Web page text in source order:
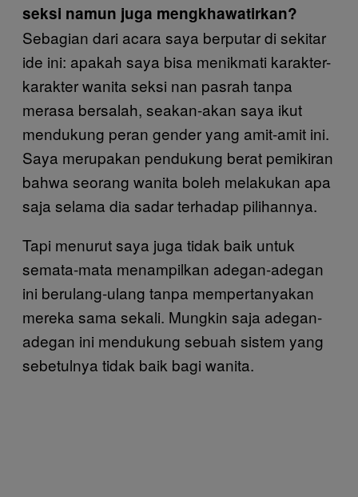
seksi namun juga mengkhawatirkan?
Sebagian dari acara saya berputar di sekitar
ide ini: apakah saya bisa menikmati karakter-
karakter wanita seksi nan pasrah tanpa
merasa bersalah, seakan-akan saya ikut
mendukung peran gender yang amit-amit ini.
Saya merupakan pendukung berat pemikiran
bahwa seorang wanita boleh melakukan apa
saja selama dia sadar terhadap pilihannya.
Tapi menurut saya juga tidak baik untuk
semata-mata menampilkan adegan-adegan
ini berulang-ulang tanpa mempertanyakan
mereka sama sekali. Mungkin saja adegan-
adegan ini mendukung sebuah sistem yang
sebetulnya tidak baik bagi wanita.